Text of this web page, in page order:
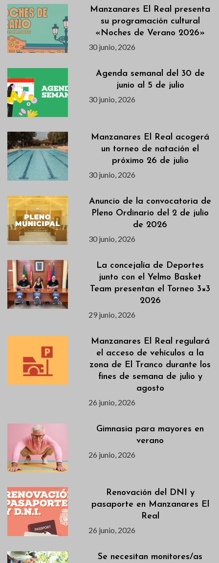
Manzanares El Real presenta
su programación cultural
«Noches de Verano 2026»
30 junio, 2026
Agenda semanal del 30 de
junio al 5 de julio
30 junio, 2026
Manzanares El Real acogerá
un torneo de natación el
próximo 26 de julio
30 junio, 2026
Anuncio de la convocatoria de
Pleno Ordinario del 2 de julio
de 2026
30 junio, 2026
La concejalía de Deportes
junto con el Yelmo Basket
Team presentan el Torneo 3×3
2026
29 junio, 2026
Manzanares El Real regulará
el acceso de vehículos a la
zona de El Tranco durante los
fines de semana de julio y
agosto
26 junio, 2026
Gimnasia para mayores en
verano
26 junio, 2026
Renovación del DNI y
pasaporte en Manzanares El
Real
26 junio, 2026
Se necesitan monitores/as